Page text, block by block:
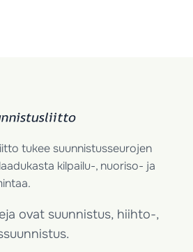
tukee suunnistusseurojen
kilpailu-, nuoriso- ja
ovat suunnistus, hiihto-,